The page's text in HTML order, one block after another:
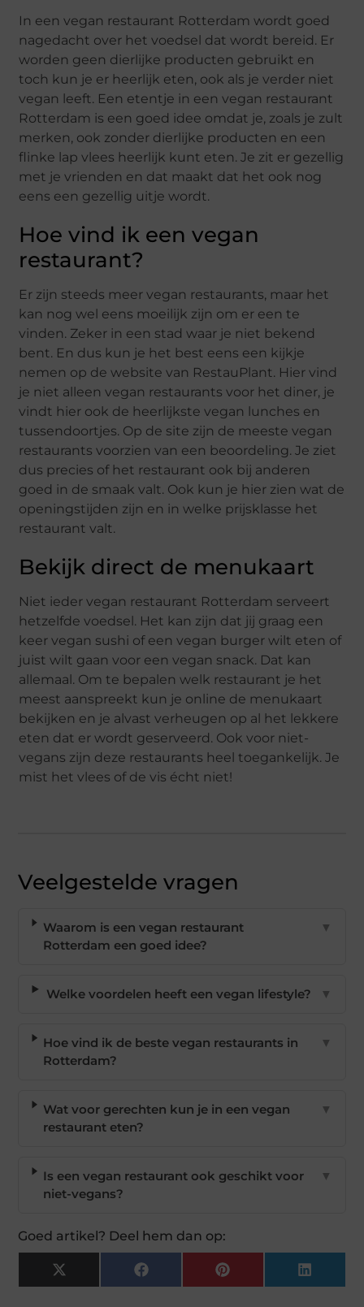
In een vegan restaurant Rotterdam wordt goed
nagedacht over het voedsel dat wordt bereid. Er
worden geen dierlijke producten gebruikt en
toch kun je er heerlijk eten, ook als je verder niet
vegan leeft. Een etentje in een vegan restaurant
Rotterdam is een goed idee omdat je, zoals je zult
merken, ook zonder dierlijke producten en een
flinke lap vlees heerlijk kunt eten. Je zit er gezellig
met je vrienden en dat maakt dat het ook nog
eens een gezellig uitje wordt.
Hoe vind ik een vegan
restaurant?
Er zijn steeds meer vegan restaurants, maar het
kan nog wel eens moeilijk zijn om er een te
vinden. Zeker in een stad waar je niet bekend
bent. En dus kun je het best eens een kijkje
nemen op de website van RestauPlant. Hier vind
je niet alleen vegan restaurants voor het diner, je
vindt hier ook de heerlijkste vegan lunches en
tussendoortjes. Op de site zijn de meeste vegan
restaurants voorzien van een beoordeling. Je ziet
dus precies of het restaurant ook bij anderen
goed in de smaak valt. Ook kun je hier zien wat de
openingstijden zijn en in welke prijsklasse het
restaurant valt.
Bekijk direct de menukaart
Niet ieder vegan restaurant Rotterdam serveert
hetzelfde voedsel. Het kan zijn dat jij graag een
keer vegan sushi of een vegan burger wilt eten of
juist wilt gaan voor een vegan snack. Dat kan
allemaal. Om te bepalen welk restaurant je het
meest aanspreekt kun je online de menukaart
bekijken en je alvast verheugen op al het lekkere
eten dat er wordt geserveerd. Ook voor niet-
vegans zijn deze restaurants heel toegankelijk. Je
mist het vlees of de vis écht niet!
Veelgestelde vragen
Waarom is een vegan restaurant
Rotterdam een goed idee?
▼
Welke voordelen heeft een vegan lifestyle? ▼
Hoe vind ik de beste vegan restaurants in
Rotterdam?
▼
Wat voor gerechten kun je in een vegan
restaurant eten?
▼
Is een vegan restaurant ook geschikt voor
niet-vegans?
▼
Goed artikel? Deel hem dan op:
X
(Twitter)
Facebook Pinterest